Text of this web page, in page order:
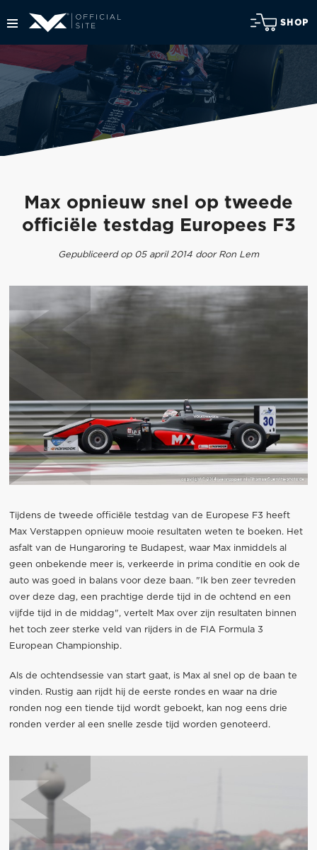
SHOP
Max opnieuw snel op tweede
officiële testdag Europees F3
Gepubliceerd op 05 april 2014 door Ron Lem
Tijdens de tweede officiële testdag van de Europese F3 heeft
Max Verstappen opnieuw mooie resultaten weten te boeken. Het
asfalt van de Hungaroring te Budapest, waar Max inmiddels al
geen onbekende meer is, verkeerde in prima conditie en ook de
auto was goed in balans voor deze baan. "Ik ben zeer tevreden
over deze dag, een prachtige derde tijd in de ochtend en een
vijfde tijd in de middag", vertelt Max over zijn resultaten binnen
het toch zeer sterke veld van rijders in de FIA Formula 3
European Championship.
Als de ochtendsessie van start gaat, is Max al snel op de baan te
vinden. Rustig aan rijdt hij de eerste rondes en waar na drie
ronden nog een tiende tijd wordt geboekt, kan nog eens drie
ronden verder al een snelle zesde tijd worden genoteerd.